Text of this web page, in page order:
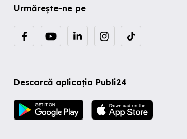
Urmărește-ne pe
Descarcă aplicația Publi24